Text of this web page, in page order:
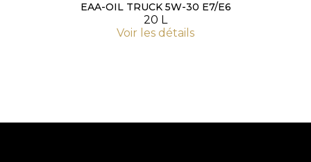
EAA-OIL TRUCK 5W-30 E7/E6
20 L
Voir les détails